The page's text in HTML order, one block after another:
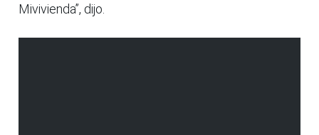
Mivivienda”, dijo.